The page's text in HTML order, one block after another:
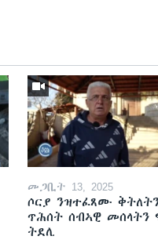
መጋቢት 13, 2025
ሶርያ ንዝተፈጸሙ
ጥሕሰት ሰብኣዊ መሰላትን
ትደሊ